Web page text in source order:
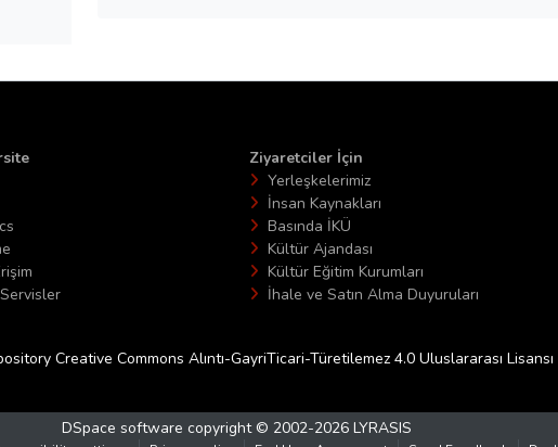
Ziyaretciler İçin
Yerleşkelerimiz
İnsan Kaynakları
Basında İKÜ
Kültür Ajandası
Kültür Eğitim Kurumları
İhale ve Satın Alma Duyuruları
Creative Commons Alıntı-GayriTicari-Türetilemez 4.0 Uluslararası Lisansı
DSpace software copyright © 2002-2026 LYRASIS